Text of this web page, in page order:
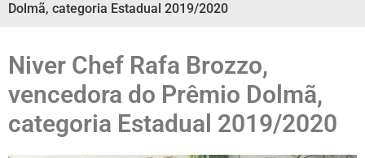
Dolmã, categoria Estadual 2019/2020
Niver Chef Rafa Brozzo,
vencedora do Prêmio Dolmã,
categoria Estadual 2019/2020